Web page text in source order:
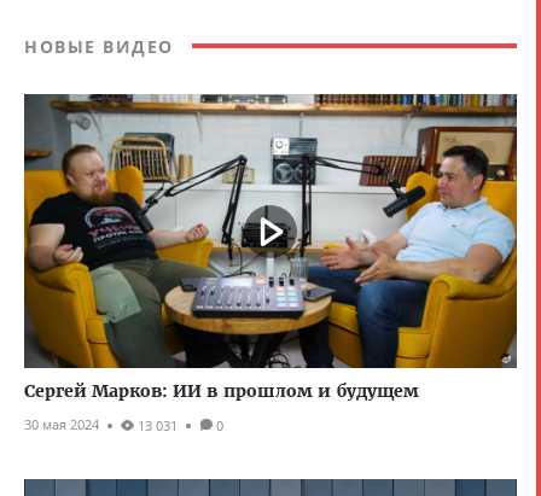
НОВЫЕ ВИДЕО
Сергей Марков: ИИ в прошлом и будущем
30 мая 2024 13 031 0